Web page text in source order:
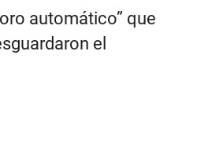
automático” que
el